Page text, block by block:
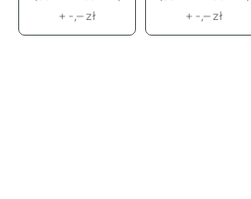
+ -,–zł + -,–zł